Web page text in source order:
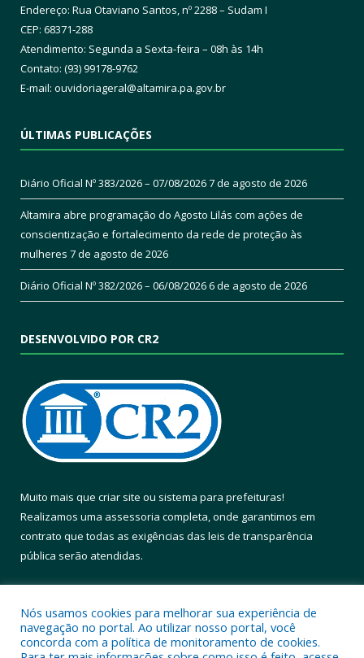
Endereço: Rua Otaviano Santos, nº 2288 – Sudam I
CEP: 68371-288
Atendimento: Segunda a Sexta-feira – 08h às 14h
Contato: (93) 99178-9762
E-mail: ouvidoriageral@altamira.pa.gov.br
ÚLTIMAS PUBLICAÇÕES
Diário Oficial Nº 383/2026 – 07/08/20267 de agosto de 2026
Altamira abre programação do Agosto Lilás com ações de
conscientização e fortalecimento da rede de proteção às
mulheres 7 de agosto de 2026
Diário Oficial Nº 382/2026 – 06/08/20266 de agosto de 2026
DESENVOLVIDO POR CR2
Muito mais que criar site ou sistema para prefeituras!
Realizamos uma assessoria completa, onde garantimos em
contrato que todas as exigências das leis de transparência
pública serão atendidas.
Nós usamos cookies para melhorar sua experiência de
navegação no portal. Ao utilizar nosso portal, você
concorda com a política de monitoramento de cookies.